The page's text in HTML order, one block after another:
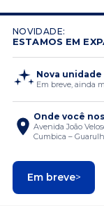
NOVIDADE:
ESTAMOS EM
Nova unidade
Em breve, ainda
Onde você
Avenida João
Cumbica –
Em breve>